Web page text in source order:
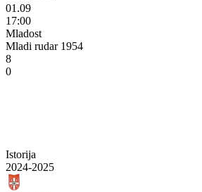
01.09
17:00
Mladost
Mladi rudar 1954
8
0
Istorija
2024-2025